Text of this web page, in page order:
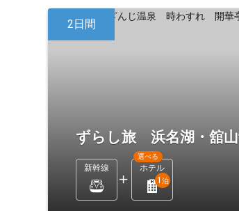
2日間
ずらし旅 浜名湖・舘
新幹線 ホテル
選べる
1 泊